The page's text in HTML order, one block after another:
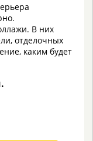
В них
отделочных
каким будет